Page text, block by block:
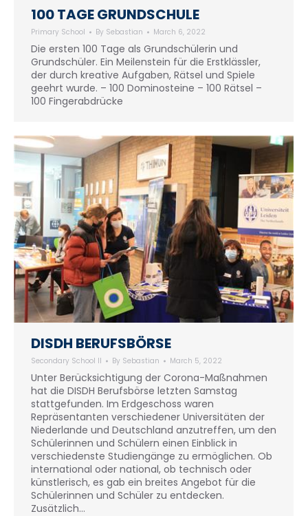
100 TAGE GRUNDSCHULE
Primary School By Sebastian March 6, 2022
Die ersten 100 Tage als Grundschülerin und
Grundschüler. Ein Meilenstein für die Erstklässler,
der durch kreative Aufgaben, Rätsel und Spiele
geehrt wurde. – 100 Dominosteine – 100 Rätsel –
100 Fingerabdrücke
DISDH BERUFSBÖRSE
Secondary School II By Sebastian March 5, 2022
Unter Berücksichtigung der Corona-Maßnahmen
hat die DISDH Berufsbörse letzten Samstag
stattgefunden. Im Erdgeschoss waren
Repräsentanten verschiedener Universitäten der
Niederlande und Deutschland anzutreffen, um den
Schülerinnen und Schülern einen Einblick in
verschiedenste Studiengänge zu ermöglichen. Ob
international oder national, ob technisch oder
künstlerisch, es gab ein breites Angebot für die
Schülerinnen und Schüler zu entdecken.
Zusätzlich…